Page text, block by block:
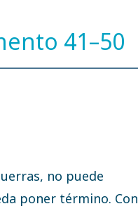
41–50
no puede
poner término. Con